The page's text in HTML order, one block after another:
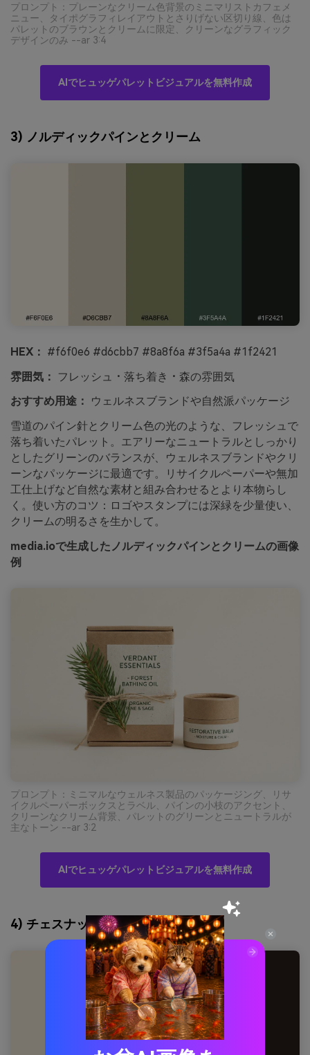
プロンプト：プレーンなクリーム色背景のミニマリストカフェメ
ニュー、タイポグラフィレイアウトとさりげない区切り線、色は
パレットのブラウンとクリームに限定、クリーンなグラフィック
デザインのみ --ar 3:4
AIでヒュッゲパレットビジュアルを無料作成
3) ノルディックパインとクリーム
HEX： #f6f0e6 #d6cbb7 #8a8f6a #3f5a4a #1f2421
雰囲気：
フレッシュ・落ち着き・森の雰囲気
おすすめ用途：
ウェルネスブランドや自然派パッケージ
雪道のパイン針とクリーム色の光のような、フレッシュで
落ち着いたパレット。エアリーなニュートラルとしっかり
としたグリーンのバランスが、ウェルネスブランドやクリ
ーンなパッケージに最適です。リサイクルペーパーや無加
工仕上げなど自然な素材と組み合わせるとより本物らし
く。使い方のコツ：ロゴやスタンプには深緑を少量使い、
クリームの明るさを生かして。
media.ioで生成したノルディックパインとクリームの画像
例
プロンプト：ミニマルなウェルネス製品のパッケージング、リサ
イクルペーパーボックスとラベル、パインの小枝のアクセント、
クリーンなクリーム背景、パレットのグリーンとニュートラルが
主なトーン --ar 3:2
AIでヒュッゲパレットビジュアルを無料作成
4) チェスナットラテ